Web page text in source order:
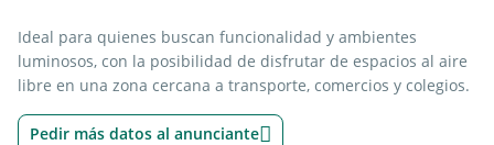
Ideal para quienes buscan funcionalidad y ambientes
luminosos, con la posibilidad de disfrutar de espacios al aire
libre en una zona cercana a transporte, comercios y colegios.
Pedir más datos al anunciante